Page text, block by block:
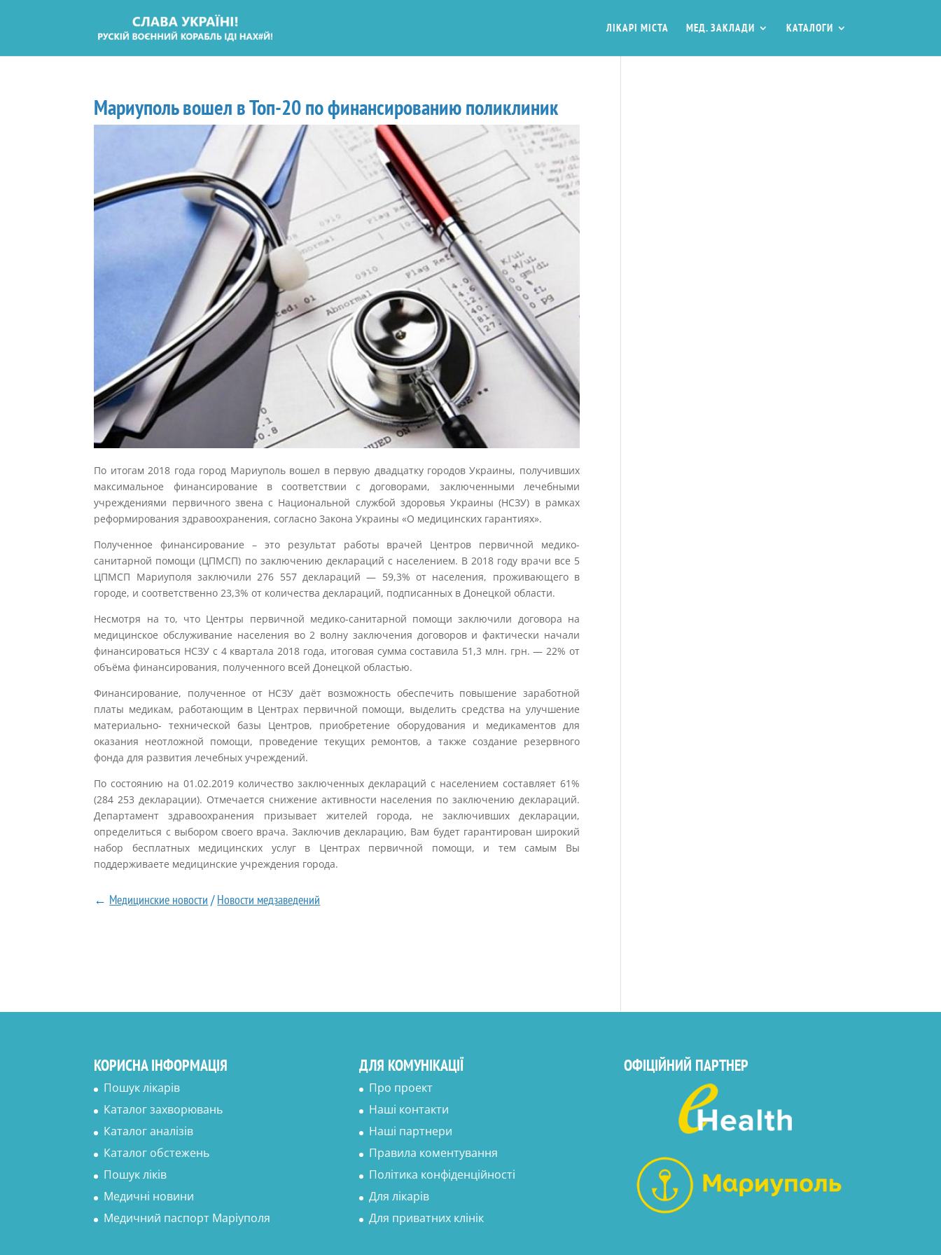
ЛІКАРІ МІСТА МЕД. ЗАКЛАДИ КАТАЛОГИ
Мариуполь вошел в Топ-20 по финансированию поликлиник
По итогам 2018 года город Мариуполь вошел в первую двадцатку городов Украины, получивших
максимальное финансирование в соответствии с договорами, заключенными лечебными
учреждениями первичного звена с Национальной службой здоровья Украины (НСЗУ) в рамках
реформирования здравоохранения, согласно Закона Украины «О медицинских гарантиях».
Полученное финансирование – это результат работы врачей Центров первичной медико-
санитарной помощи (ЦПМСП) по заключению деклараций с населением. В 2018 году врачи все 5
ЦПМСП Мариуполя заключили 276 557 деклараций — 59,3% от населения, проживающего в
городе, и соответственно 23,3% от количества деклараций, подписанных в Донецкой области.
Несмотря на то, что Центры первичной медико-санитарной помощи заключили договора на
медицинское обслуживание населения во 2 волну заключения договоров и фактически начали
финансироваться НСЗУ с 4 квартала 2018 года, итоговая сумма составила 51,3 млн. грн. — 22% от
объёма финансирования, полученного всей Донецкой областью.
Финансирование, полученное от НСЗУ даёт возможность обеспечить повышение заработной
платы медикам, работающим в Центрах первичной помощи, выделить средства на улучшение
материально- технической базы Центров, приобретение оборудования и медикаментов для
оказания неотложной помощи, проведение текущих ремонтов, а также создание резервного
фонда для развития лечебных учреждений.
По состоянию на 01.02.2019 количество заключенных деклараций с населением составляет 61%
(284 253 декларации). Отмечается снижение активности населения по заключению деклараций.
Департамент здравоохранения призывает жителей города, не заключивших декларации,
определиться с выбором своего врача. Заключив декларацию, Вам будет гарантирован широкий
набор бесплатных медицинских услуг в Центрах первичной помощи, и тем самым Вы
поддерживаете медицинские учреждения города.
← Медицинские новости /Новости медзаведений
КОРИСНА ІНФОРМАЦІЯ
Пошук лікарів
Каталог захворювань
Каталог аналізів
Каталог обстежень
Пошук ліків
Медичні новини
Медичний паспорт Маріуполя
ДЛЯ КОМУНІКАЦІЇ
Про проект
Наші контакти
Наші партнери
Правила коментування
Політика конфіденційності
Для лікарів
Для приватних клінік
ОФІЦІЙНИЙ ПАРТНЕР